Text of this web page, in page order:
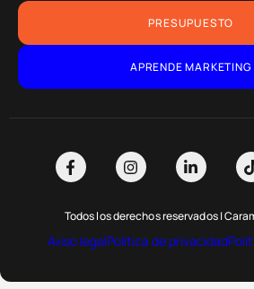
PRESUPUESTO
APRENDE MARKETING
Todos los derechos reservados |
Aviso legalPolítica de privacidad